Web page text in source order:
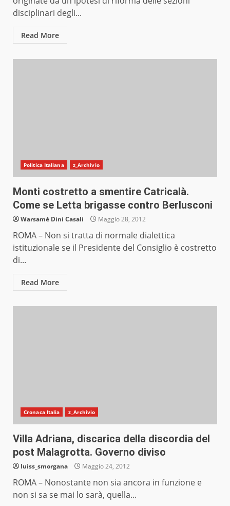
disciplinari degli...
Read More
Politica Italiana z_Archivio
Monti costretto a smentire Catricalà.
Come se Letta brigasse contro Berlusconi
Warsamé Dini Casali Maggio 28, 2012
ROMA – Non si tratta di normale dialettica
istituzionale se il Presidente del Consiglio è costretto
di...
Read More
Cronaca Italia z_Archivio
Villa Adriana, discarica della discordia del
post Malagrotta. Governo diviso
luiss_smorgana Maggio 24, 2012
ROMA – Nonostante non sia ancora in funzione e
non si sa se mai lo sarà, quella...